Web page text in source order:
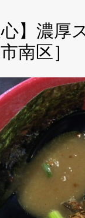
】濃厚
南区］